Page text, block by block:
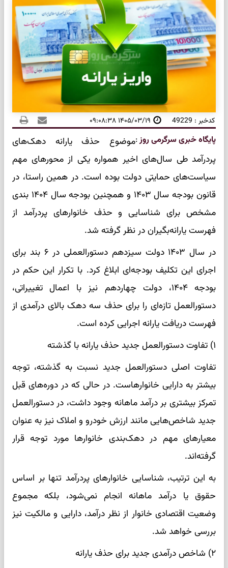
کدخبر : 49229 ۱۴۰۵/۰۳/۱۹ ۰۹:۰۸:۳۸
پایگاه خبری سرگرمی روز:موضوع حذف یارانه دهک‌های
پردرآمد طی سال‌های اخیر همواره یکی از محورهای مهم
سیاست‌های حمایتی دولت بوده است. در همین راستا، در
قانون بودجه سال ۱۴۰۳ و همچنین بودجه سال ۱۴۰۴ بندی
مشخص برای شناسایی و حذف خانوارهای پردرآمد از
فهرست یارانه‌بگیران در نظر گرفته شد.
در سال ۱۴۰۳ دولت سیزدهم دستورالعملی در ۶ بند برای
اجرای این تکلیف بودجه‌ای ابلاغ کرد. با تکرار این حکم در
بودجه ۱۴۰۴، دولت چهاردهم نیز با اعمال تغییراتی،
دستورالعمل تازه‌ای را برای حذف سه دهک بالای درآمدی از
فهرست دریافت یارانه اجرایی کرده است.
۱) تفاوت دستورالعمل جدید حذف یارانه با گذشته
تفاوت اصلی دستورالعمل جدید نسبت به گذشته، توجه
بیشتر به دارایی خانوارهاست. در حالی که در دوره‌های قبل
تمرکز بیشتری بر درآمد ماهانه وجود داشت، در دستورالعمل
جدید شاخص‌هایی مانند ارزش خودرو و املاک نیز به عنوان
معیارهای مهم در دهک‌بندی خانوارها مورد توجه قرار
گرفته‌اند.
به این ترتیب، شناسایی خانوارهای پردرآمد تنها بر اساس
حقوق یا درآمد ماهانه انجام نمی‌شود، بلکه مجموع
وضعیت اقتصادی خانوار از نظر درآمد، دارایی و مالکیت نیز
بررسی خواهد شد.
۲) شاخص درآمدی جدید برای حذف یارانه